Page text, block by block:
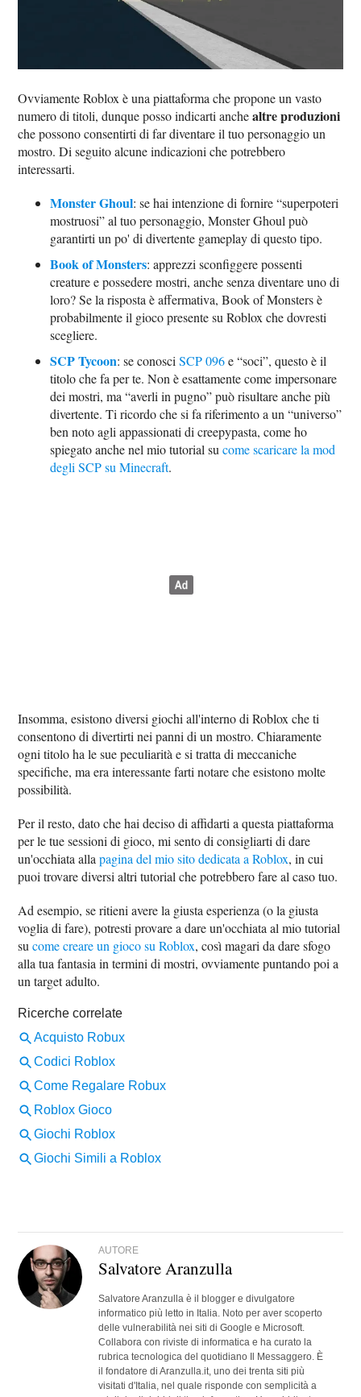
Ovviamente Roblox è una piattaforma che propone un vasto
numero di titoli, dunque posso indicarti anchealtre produzioni
che possono consentirti di far diventare il tuo personaggio un
mostro. Di seguito alcune indicazioni che potrebbero
interessarti.
Monster Ghoul: se hai intenzione di fornire “superpoteri
mostruosi” al tuo personaggio, Monster Ghoul può
garantirti un po' di divertente gameplay di questo tipo.
Book of Monsters: apprezzi sconfiggere possenti
creature e possedere mostri, anche senza diventare uno di
loro? Se la risposta è affermativa, Book of Monsters è
probabilmente il gioco presente su Roblox che dovresti
scegliere.
SCP Tycoon: se conosciSCP 096e “soci”, questo è il
titolo che fa per te. Non è esattamente come impersonare
dei mostri, ma “averli in pugno” può risultare anche più
divertente. Ti ricordo che si fa riferimento a un “universo”
ben noto agli appassionati di creepypasta, come ho
spiegato anche nel mio tutorial sucome scaricare la mod
degli SCP su Minecraft.
Insomma, esistono diversi giochi all'interno di Roblox che ti
consentono di divertirti nei panni di un mostro. Chiaramente
ogni titolo ha le sue peculiarità e si tratta di meccaniche
specifiche, ma era interessante farti notare che esistono molte
possibilità.
Per il resto, dato che hai deciso di affidarti a questa piattaforma
per le tue sessioni di gioco, mi sento di consigliarti di dare
un'occhiata allapagina del mio sito dedicata a Roblox, in cui
puoi trovare diversi altri tutorial che potrebbero fare al caso tuo.
Ad esempio, se ritieni avere la giusta esperienza (o la giusta
voglia di fare), potresti provare a dare un'occhiata al mio tutorial
sucome creare un gioco su Roblox, così magari da dare sfogo
alla tua fantasia in termini di mostri, ovviamente puntando poi a
un target adulto.
AUTORE
Salvatore Aranzulla
Salvatore Aranzulla è il blogger e divulgatore
informatico più letto in Italia. Noto per aver scoperto
delle vulnerabilità nei siti di Google e Microsoft.
Collabora con riviste di informatica e ha curato la
rubrica tecnologica del quotidiano Il Messaggero. È
il fondatore di Aranzulla.it, uno dei trenta siti più
visitati d'Italia, nel quale risponde con semplicità a